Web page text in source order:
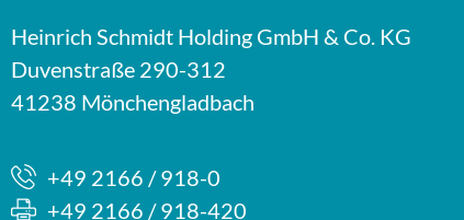
Heinrich Schmidt Holding GmbH & Co. KG
Duvenstraße 290-312
41238 Mönchengladbach
+49 2166 / 918-0
+49 2166 / 918-420